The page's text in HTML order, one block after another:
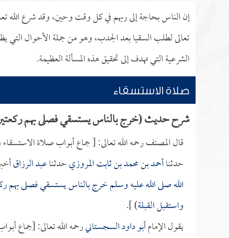
إن الناس بحاجة إلى ربهم في كل وقت وحين، وقد شرع الله
تعالى لطلب السقيا بعد الجدب، وهو من جملة الأحوال التي
الشرعية التي تهدف إلى تحقيق هذه المسألة العظيمة.
صلاة الاستسقاء
شرح حديث (خرج بالناس يستسقي فصلى بهم
قال المصنف رحمه الله تعالى: [ جماع أبواب صلاة
حدثناأحمد بن محمد بن ثابت المروزيحدثناعبد الرزاق
الله صلى الله عليه وسلم خرج بالناس يستسقي فصلى بهم
واستقبل القبلة) ].
يقول الإمامأبو داود السجستانيرحمه الله تعالى: [جماع